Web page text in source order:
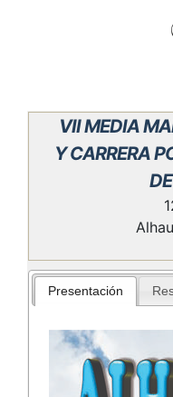
VII MEDIA
Y CARRERA
Presentación